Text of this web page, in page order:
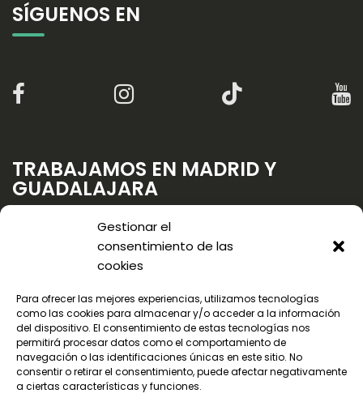
Gestionar el
consentimiento de las
cookies
Para ofrecer las mejores experiencias, utilizamos tecnologías
como las cookies para almacenar y/o acceder a la información
del dispositivo. El consentimiento de estas tecnologías nos
permitirá procesar datos como el comportamiento de
navegación o las identificaciones únicas en este sitio. No
consentir o retirar el consentimiento, puede afectar negativamente
a ciertas características y funciones.
SÍGUENOS EN
TRABAJAMOS EN MADRID Y
GUADALAJARA